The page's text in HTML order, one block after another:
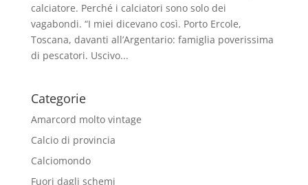
calciatore. Perché i calciatori sono solo dei
vagabondi. “I miei dicevano così. Porto Ercole,
Toscana, davanti all’Argentario: famiglia poverissima
di pescatori. Uscivo...
Categorie
Amarcord molto vintage
Calcio di provincia
Calciomondo
Fuori dagli schemi